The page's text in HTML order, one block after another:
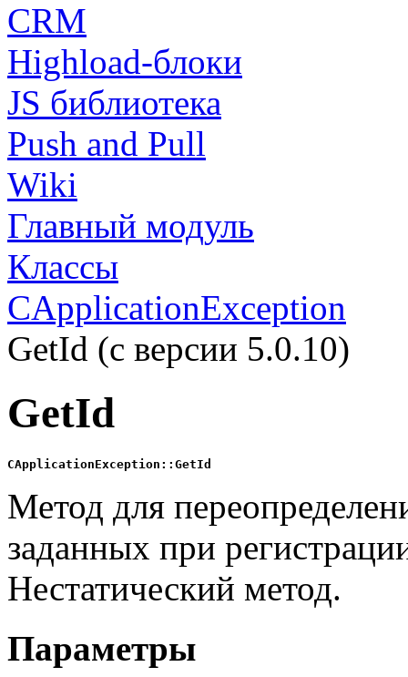
CRM
Highload-блоки
JS библиотека
Push and Pull
Wiki
Главный модуль
Классы
CApplicationException
GetId (с версии 5.0.10)
GetId
CApplicationException::GetId
Метод для
заданных при
Нестатический метод.
Параметры